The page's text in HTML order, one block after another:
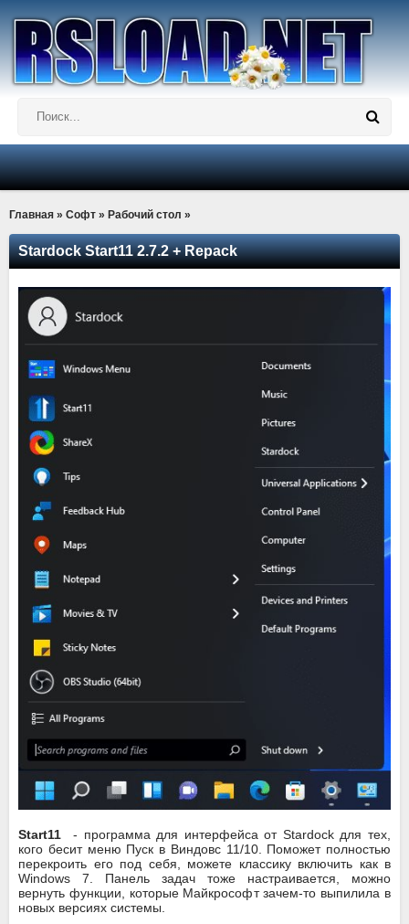
Главная » Софт » Рабочий стол »
Stardock Start11 2.7.2 + Repack
Start11 - программа для интерфейса от Stardock для тех,
кого бесит меню Пуск в Виндовс 11/10. Поможет полностью
перекроить его под себя, можете классику включить как в
Windows 7. Панель задач тоже настраивается, можно
вернуть функции, которые Майкрософт зачем-то выпилила в
новых версиях системы.